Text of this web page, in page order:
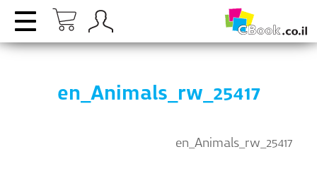
en_Animals_rw_25417
en_Animals_rw_25417